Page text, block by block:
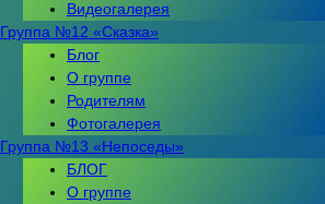
Видеогалерея
Группа №12 «Сказка»
Блог
О группе
Родителям
Фотогалерея
Группа №13 «Непоседы»
БЛОГ
О группе